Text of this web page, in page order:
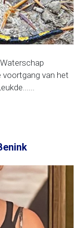
voortgang van het